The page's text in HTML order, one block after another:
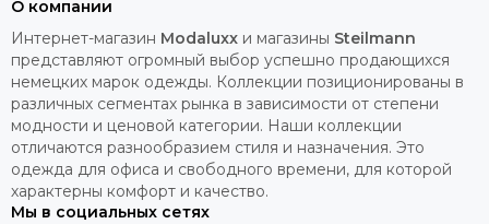
О компании
Интернет-магазин Modaluxx и магазины Steilmann
представляют огромный выбор успешно продающихся
немецких марок одежды. Коллекции позиционированы в
различных сегментах рынка в зависимости от степени
модности и ценовой категории. Наши коллекции
отличаются разнообразием стиля и назначения. Это
одежда для офиса и свободного времени, для которой
характерны комфорт и качество.
Мы в социальных сетях